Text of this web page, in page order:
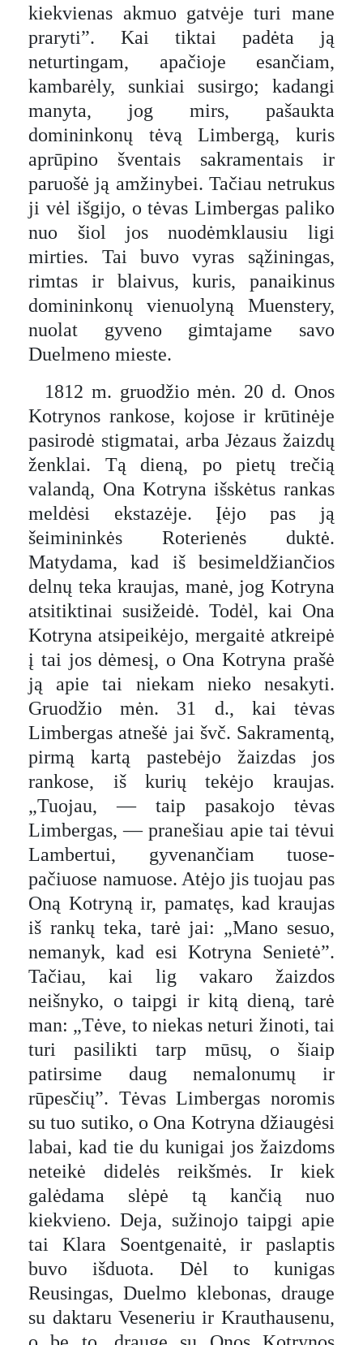
kiekvienas akmuo gatvėje turi mane
praryti”. Kai tiktai padėta ją
neturtingam, apačioje esančiam,
kambarėly, sunkiai susirgo; kadangi
manyta, jog mirs, pašaukta
domininkonų tėvą Limbergą, kuris
aprūpino šventais sakramentais ir
paruošė ją amžinybei. Tačiau netrukus
ji vėl išgijo, o tėvas Limbergas paliko
nuo šiol jos nuodėmklausiu ligi
mirties. Tai buvo vyras sąžiningas,
rimtas ir blaivus, kuris, panaikinus
domininkonų vienuolyną Muenstery,
nuolat gyveno gimtajame savo
Duelmeno mieste.
1812 m. gruodžio mėn. 20 d. Onos
Kotrynos rankose, kojose ir krūtinėje
pasirodė stigmatai, arba Jėzaus žaizdų
ženklai. Tą dieną, po pietų trečią
valandą, Ona Kotryna išskėtus rankas
meldėsi ekstazėje. Įėjo pas ją
šeimininkės Roterienės duktė.
Matydama, kad iš besimeldžiančios
delnų teka kraujas, manė, jog Kotryna
atsitiktinai susižeidė. Todėl, kai Ona
Kotryna atsipeikėjo, mergaitė atkreipė
į tai jos dėmesį, o Ona Kotryna prašė
ją apie tai niekam nieko nesakyti.
Gruodžio mėn. 31 d., kai tėvas
Limbergas atnešė jai švč. Sakramentą,
pirmą kartą pastebėjo žaizdas jos
rankose, iš kurių tekėjo kraujas.
„Tuojau, — taip pasakojo tėvas
Limbergas, — pranešiau apie tai tėvui
Lambertui, gyvenančiam tuose-
pačiuose namuose. Atėjo jis tuojau pas
Oną Kotryną ir, pamatęs, kad kraujas
iš rankų teka, tarė jai: „Mano sesuo,
nemanyk, kad esi Kotryna Senietė”.
Tačiau, kai lig vakaro žaizdos
neišnyko, o taipgi ir kitą dieną, tarė
man: „Tėve, to niekas neturi žinoti, tai
turi pasilikti tarp mūsų, o šiaip
patirsime daug nemalonumų ir
rūpesčių”. Tėvas Limbergas noromis
su tuo sutiko, o Ona Kotryna džiaugėsi
labai, kad tie du kunigai jos žaizdoms
neteikė didelės reikšmės. Ir kiek
galėdama slėpė tą kančią nuo
kiekvieno. Deja, sužinojo taipgi apie
tai Klara Soentgenaitė, ir paslaptis
buvo išduota. Dėl to kunigas
Reusingas, Duelmo klebonas, drauge
su daktaru Veseneriu ir Krauthausenu,